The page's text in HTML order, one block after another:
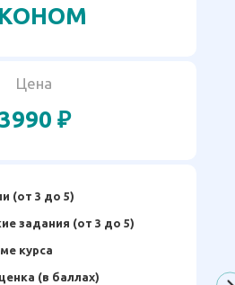
Цена
₽
(от 3 до 5)
задания (от 3 до 5)
курса
(в баллах)